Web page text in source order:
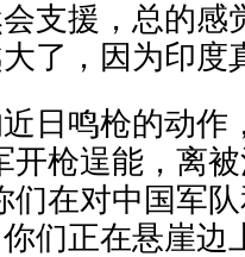
支援，总的感
了，因为印度
鸣枪的动作
开枪逞能，离
们在对中国军
们正在悬崖边